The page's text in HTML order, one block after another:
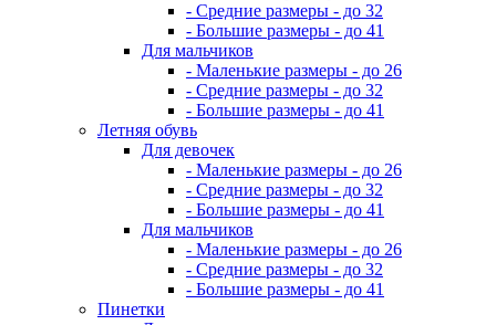
- Средние размеры - до 32
- Большие размеры - до 41
Для мальчиков
- Маленькие размеры - до 26
- Средние размеры - до 32
- Большие размеры - до 41
Летняя обувь
Для девочек
- Маленькие размеры - до 26
- Средние размеры - до 32
- Большие размеры - до 41
Для мальчиков
- Маленькие размеры - до 26
- Средние размеры - до 32
- Большие размеры - до 41
Пинетки